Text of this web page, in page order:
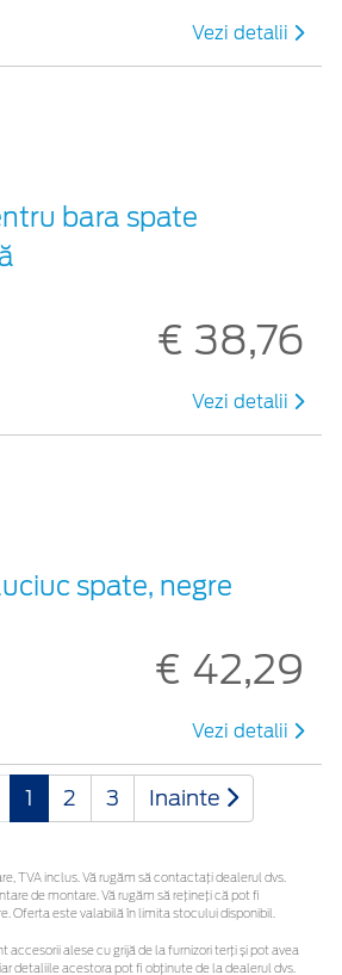
Vezi detalii
bara spate
€ 38,76
Vezi detalii
spate, negre
€ 42,29
Vezi detalii
1 2 3 Inainte
TVA inclus. Vă rugăm să contactaţi dealerul dvs.
de montare. Vă rugăm să rețineți că pot fi
Oferta este valabilă în limita stocului disponibil.
accesorii alese cu grijă de la furnizori terți și pot avea
detaliile acestora pot fi obținute de la dealerul dvs.